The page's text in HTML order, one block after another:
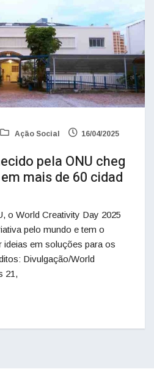
Ação Social 16/04/2025
pela ONU cheg
mais de 60 cidad
o World Creativity Day 2025
pelo mundo e tem o
ideias em soluções para os
Divulgação/World
21,